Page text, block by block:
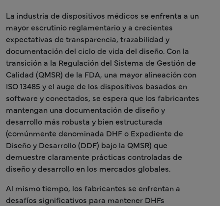
La industria de dispositivos médicos se enfrenta a un
mayor escrutinio reglamentario y a crecientes
expectativas de transparencia, trazabilidad y
documentación del ciclo de vida del diseño. Con la
transición a la Regulación del Sistema de Gestión de
Calidad (QMSR) de la FDA, una mayor alineación con
ISO 13485 y el auge de los dispositivos basados en
software y conectados, se espera que los fabricantes
mantengan una documentación de diseño y
desarrollo más robusta y bien estructurada
(comúnmente denominada DHF o Expediente de
Diseño y Desarrollo (DDF) bajo la QMSR) que
demuestre claramente prácticas controladas de
diseño y desarrollo en los mercados globales.
Al mismo tiempo, los fabricantes se enfrentan a
desafíos significativos para mantener DHFs